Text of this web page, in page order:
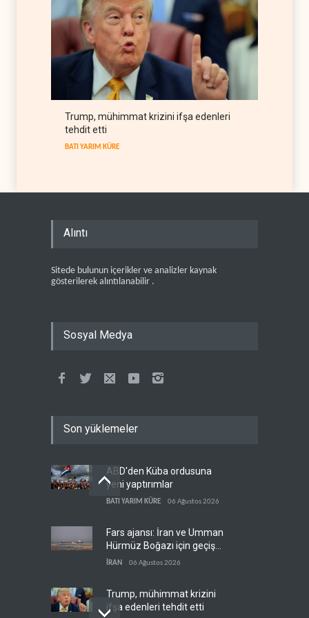
Trump, mühimmat krizini ifşa edenleri
tehdit etti
BATI YARIM KÜRE
Alıntı
Sitede bulunun içerikler ve analizler kaynak
gösterilerek alıntılanabilir .
Sosyal Medya
Son yüklemeler
ABD'den Küba ordusuna
yeni yaptırımlar
BATI YARIM KÜRE 06 Ağustos 2026
Fars ajansı: İran ve Umman
Hürmüz Boğazı için geçiş
koridorlarında anlaştı
İRAN 06 Ağustos 2026
Trump, mühimmat krizini
ifşa edenleri tehdit etti